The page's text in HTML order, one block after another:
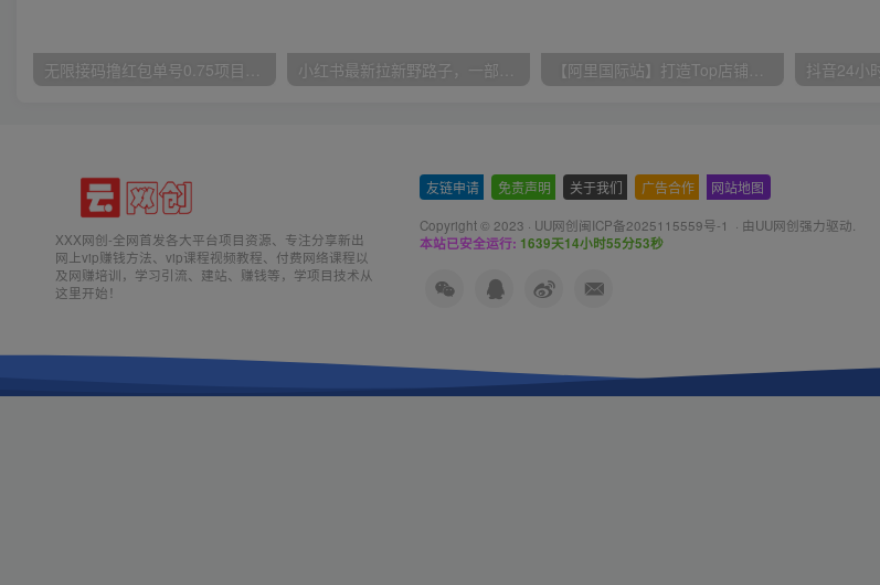
无限接码撸红包单号0.75项目无偿分享给你【揭秘】 小红书最新拉新野路子，一部手机即可操作，一单15块，做得好日入2000+ 【阿里国际站】打造Top店铺&获得优质询盘客户，​95%的国际站讲师不会说的运营技巧
XXX网创-全网首发各大平台项目资源、专注分享新出
网上vip赚钱方法、vip课程视频教程、付费网络课程以
及网赚培训，学习引流、建站、赚钱等，学项目技术从
这里开始！
友链申请 免责声明 关于我们 广告合作 网站地图
Copyright © 2023 · UU网创闽ICP备2025115559号-1 · 由UU网创强力驱动.
本站已安全运行: 1639天14小时55分55秒